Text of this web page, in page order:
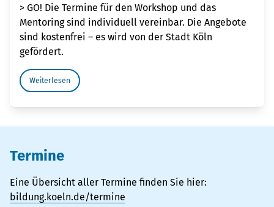
> GO! Die Termine für den Workshop und das
Mentoring sind individuell vereinbar. Die Angebote
sind kostenfrei – es wird von der Stadt Köln
gefördert.
Weiterlesen
Termine
Eine Übersicht aller Termine finden Sie hier:
bildung.koeln.de/termine